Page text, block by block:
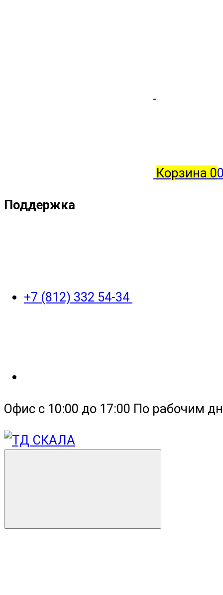
Корзина 0
Поддержка
+7 (812) 332 54-34
Офис с 10:00 до 17:00 По рабочим